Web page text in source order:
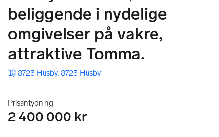
beliggende i nydelige
omgivelser på vakre,
attraktive Tomma.
8723 Husby, 8723 Husby
Prisantydning
2 400 000 kr